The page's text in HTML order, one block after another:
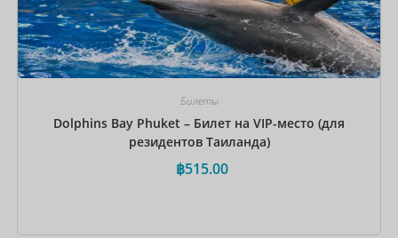
Билеты
Dolphins Bay Phuket – Билет на VIP-место (для
резидентов Таиланда)
฿515.00